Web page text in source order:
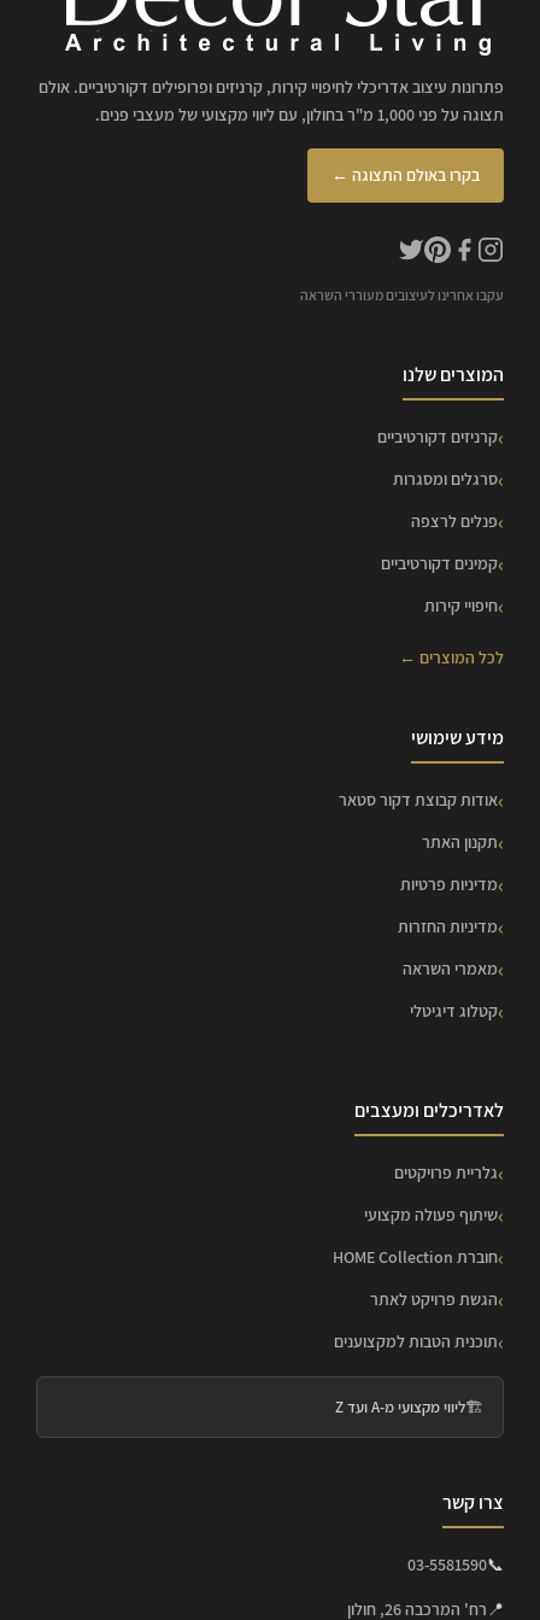
פתרונות עיצוב אדריכלי לחיפויי קירות, קרניזים ופרופילים דקורטיביים. אולם
תצוגה על פני 1,000 מ"ר בחולון, עם ליווי מקצועי של מעצבי פנים.
בקרו באולם התצוגה ←
עקבו אחרינו לעיצובים מעוררי השראה
המוצרים שלנו
קרניזים דקורטיביים
סרגלים ומסגרות
פנלים לרצפה
קמינים דקורטיביים
חיפויי קירות
לכל המוצרים ←
מידע שימושי
אודות קבוצת דקור סטאר
תקנון האתר
מדיניות פרטיות
מדיניות החזרות
מאמרי השראה
קטלוג דיגיטלי
לאדריכלים ומעצבים
גלריית פרויקטים
שיתוף פעולה מקצועי
חוברת HOME Collection
הגשת פרויקט לאתר
תוכנית הטבות למקצוענים
🏗️ליווי מקצועי מ-A ועד Z
צרו קשר
📞
03-5581590
📍 רח' המרכבה 26, חולון